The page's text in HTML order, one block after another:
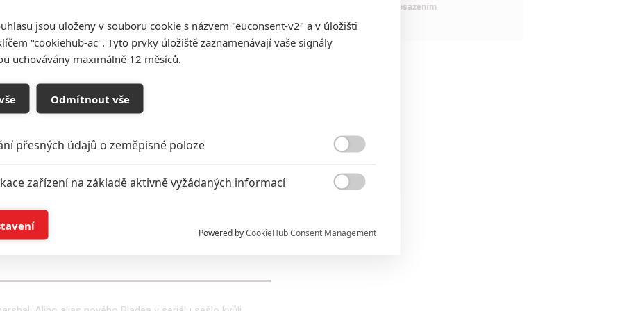
Marvel Studios
Night | Fandíme filmu
maximálně nabitým obsazením
jsou uloženy v souboru cookie s názvem "euconsent-v2" a v úložišti
"cookiehub-ac". Tyto prvky úložiště zaznamenávají vaše signály
uchovávány maximálně 12 měsíců.
Odmítnout vše
přesných údajů o zeměpisné poloze
zařízení na základě aktivně vyžádaných informací
a/nebo přístup k informacím v zařízení

Powered byCookieHub Consent Management